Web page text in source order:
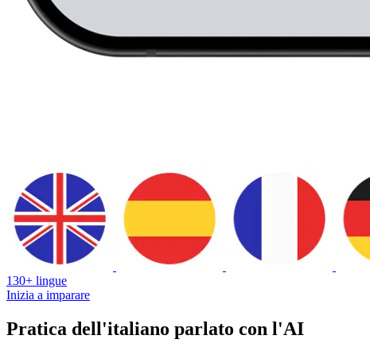
130+ lingue
Inizia a imparare
Pratica dell'italiano parlato con l'AI